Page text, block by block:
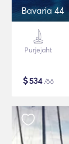
Bavaria 44
Purjejaht
$534/öö